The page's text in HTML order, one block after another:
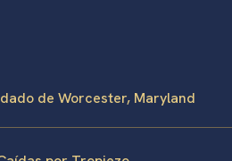
de Worcester, Maryland